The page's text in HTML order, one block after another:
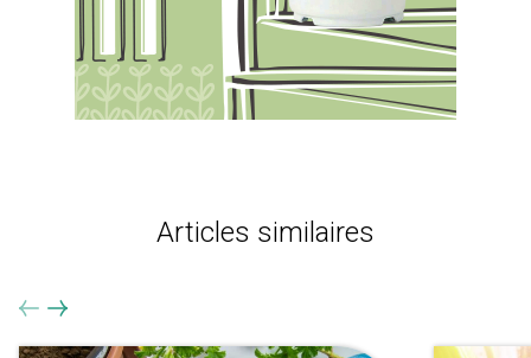
Articles similaires